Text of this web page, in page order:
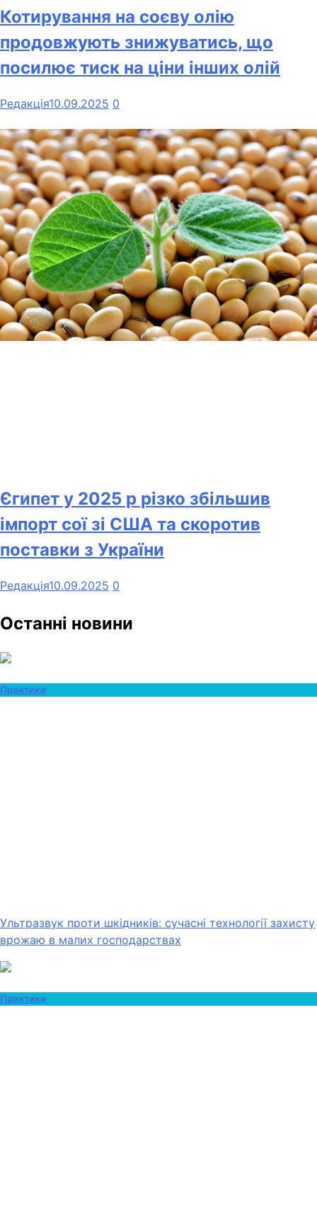
Котирування на соєву олію
продовжують знижуватись, що
посилює тиск на ціни інших олій
Редакція10.09.2025 0
Єгипет у 2025 р різко збільшив
імпорт сої зі США та скоротив
поставки з України
Редакція10.09.2025 0
Останні новини
Практики
Ультразвук проти шкідників: сучасні технології захисту
врожаю в малих господарствах
Практики